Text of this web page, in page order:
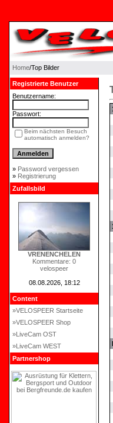
Home/Top Bilder
Registrierte Benutzer
Benutzername:
Passwort:
Beim nächsten Besuch
automatisch anmelden?
» Password vergessen
» Registrierung
Zufallsbild
VRENENCHELEN
Kommentare: 0
velospeer
08.08.2026, 18:12
Content
»VELOSPEER Startseite
»VELOSPEER Shop
»LiveCam OST
»LiveCam WEST
Partnershop